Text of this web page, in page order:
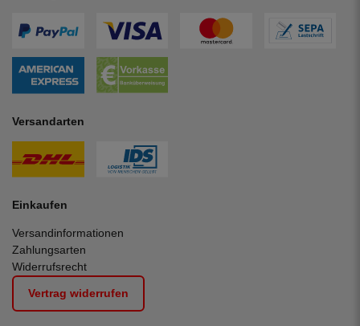
Versandarten
Einkaufen
Versandinformationen
Zahlungsarten
Widerrufsrecht
Vertrag widerrufen